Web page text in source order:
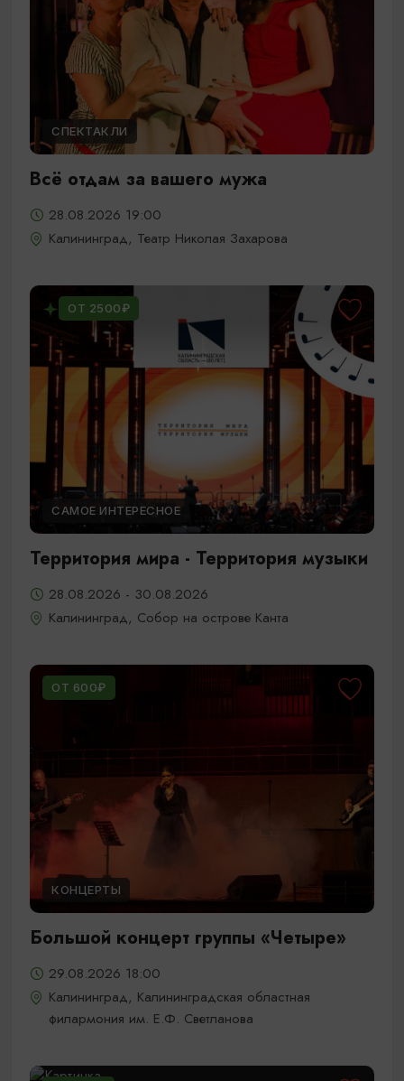
СПЕКТАКЛИ
Всё отдам за вашего мужа
28.08.2026 19:00
Калининград, Театр Николая Захарова
ОТ 2500₽
САМОЕ ИНТЕРЕСНОЕ
Территория мира - Территория музыки
28.08.2026 - 30.08.2026
Калининград, Собор на острове Канта
ОТ 600₽
КОНЦЕРТЫ
Большой концерт группы «Четыре»
29.08.2026 18:00
Калининград, Калининградская областная
филармония им. Е.Ф. Светланова